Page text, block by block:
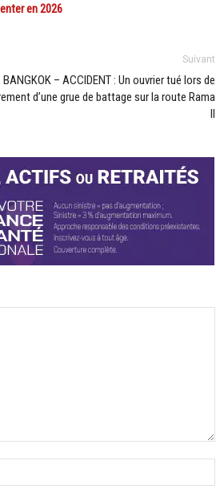
en 2026
Suivant
BANGKOK – ACCIDENT : Un ouvrier tué lors de
d’une grue de battage sur la route Rama
II